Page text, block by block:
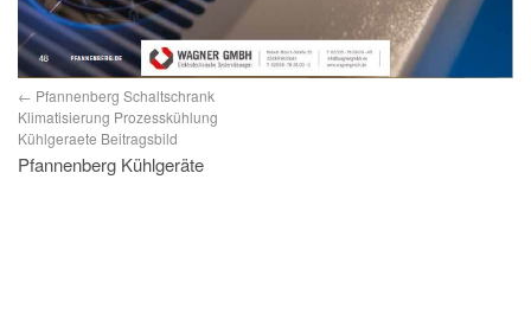
Pfannenberg Schaltschrank
Klimatisierung Prozesskühlung
Kühlgeraete Beitragsbild
Pfannenberg Kühlgeräte